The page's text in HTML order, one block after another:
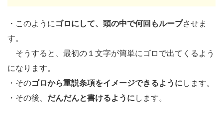
・このように ゴロにして、頭の中で何回もループさせま
す。
そうすると、最初の１文字が簡単にゴロで出てくるよう
になります。
・そのゴロから重説条項をイメージできるように します。
・その後、 だんだんと書けるように します。